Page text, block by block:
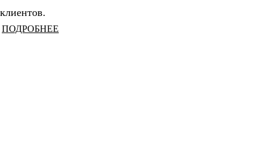
клиентов.
ПОДРОБНЕЕ